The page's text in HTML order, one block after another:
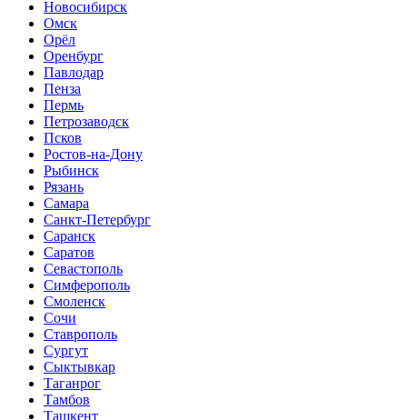
Новосибирск
Омск
Орёл
Оренбург
Павлодар
Пенза
Пермь
Петрозаводск
Псков
Ростов-на-Дону
Рыбинск
Рязань
Самара
Санкт-Петербург
Саранск
Саратов
Севастополь
Симферополь
Смоленск
Сочи
Ставрополь
Сургут
Сыктывкар
Таганрог
Тамбов
Ташкент